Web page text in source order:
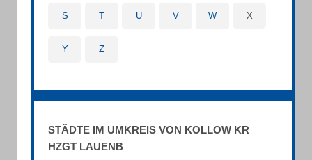
S T U V W X
Y Z
STÄDTE IM UMKREIS VON KOLLOW KR
HZGT LAUENB